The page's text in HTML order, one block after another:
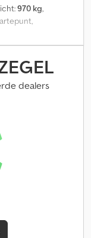
970 kg,
bouwbreedte:
FEM3A,
mm. Gebruikte
vorken, voor
kg/1200 mm LSP,
Uitgerust met 4
met extra
mm; 1450 mm
incl.
2400 mm,
520 mm. Credpfx
dealers